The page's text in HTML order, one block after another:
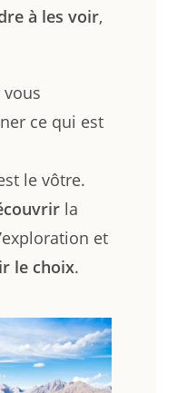
à les voir,
ce qui est
le vôtre.
la
et
le choix.